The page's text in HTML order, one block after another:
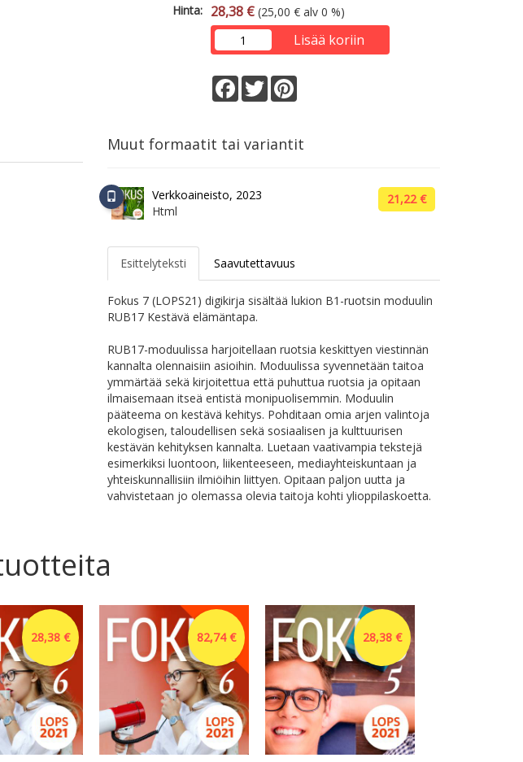
Hinta: 28,38 € (25,00 € alv 0 %)
Lisää koriin
Facebook
Twitter
Muut formaatit tai variantit
Verkkoaineisto, 2023
Html
21,22 €
Esittelyteksti Saavutettavuus
Fokus 7 (LOPS21) digikirja sisältää lukion B1-ruotsin moduulin
RUB17 Kestävä elämäntapa.
RUB17-moduulissa harjoitellaan ruotsia keskittyen viestinnän
kannalta olennaisiin asioihin. Moduulissa syvennetään taitoa
ymmärtää sekä kirjoitettua että puhuttua ruotsia ja opitaan
ilmaisemaan itseä entistä monipuolisemmin. Moduulin
pääteema on kestävä kehitys. Pohditaan omia arjen valintoja
ekologisen, taloudellisen sekä sosiaalisen ja kulttuurisen
kestävän kehityksen kannalta. Luetaan vaativampia tekstejä
esimerkiksi luontoon, liikenteeseen, mediayhteiskuntaan ja
yhteiskunnallisiin ilmiöihin liittyen. Opitaan paljon uutta ja
vahvistetaan jo olemassa olevia taitoja kohti ylioppilaskoetta.
28,38 € 82,74 € 28,38 €